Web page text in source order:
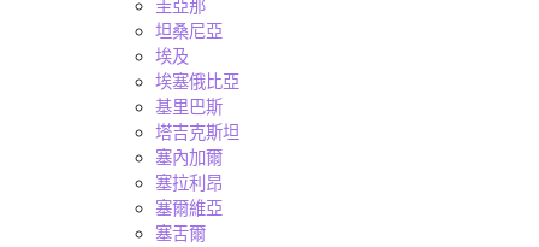
圭亞那
坦桑尼亞
埃及
埃塞俄比亞
基里巴斯
塔吉克斯坦
塞內加爾
塞拉利昂
塞爾維亞
塞舌爾